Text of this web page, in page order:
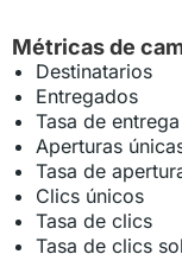
Métricas de
Destinatarios
Entregados
Tasa de entrega
Aperturas
Tasa de
Clics únicos
Tasa de clics
Tasa de clics